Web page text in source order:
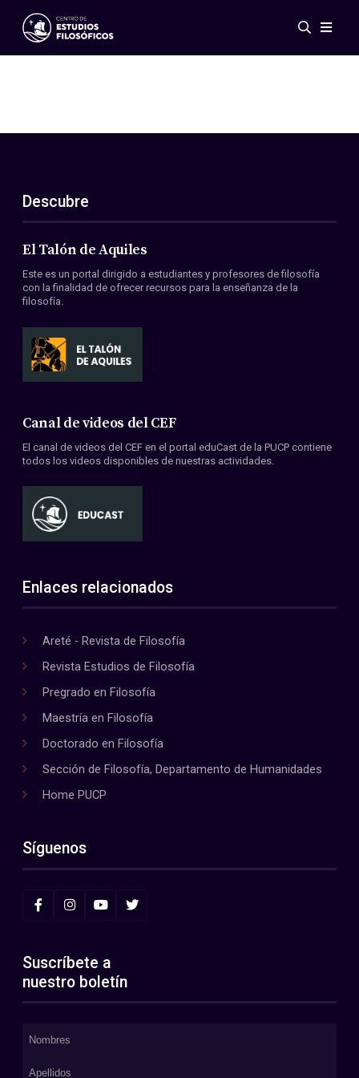
Eventos
ES
EN
Acerca de nosotros
Miembros
Convenios
Descubre
El Talón de Aquiles
Este es un portal dirigido a estudiantes y profesores de filosofía
con la finalidad de ofrecer recursos para la enseñanza de la
filosofía.
Canal de videos del CEF
El canal de videos del CEF en el portal eduCast de la PUCP contiene
todos los videos disponibles de nuestras actividades.
Enlaces relacionados
Areté - Revista de Filosofía
Revista Estudios de Filosofía
Pregrado en Filosofía
Maestría en Filosofía
Doctorado en Filosofía
Sección de Filosofía, Departamento de Humanidades
Home PUCP
Síguenos
Suscríbete a
nuestro boletín